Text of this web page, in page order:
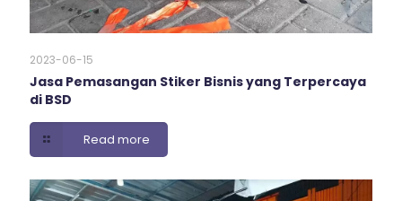
2023-06-15
Jasa Pemasangan Stiker Bisnis yang Terpercaya
di BSD
Read more